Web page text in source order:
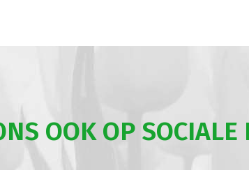
OOK OP SOCIALE